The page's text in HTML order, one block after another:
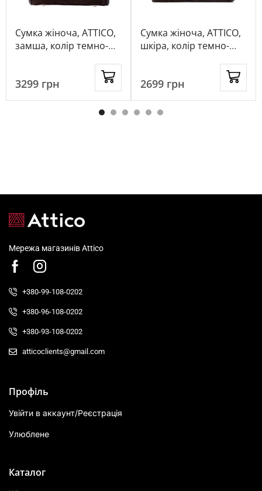
Сумка жіноча, ATTICO,
замша, колір темно-
3299 грн
Сумка жіноча, ATTICO,
шкіра, колір темно-
2699 грн
Мережа магазинів Attico
+380-99-108-0202
+380-96-108-0202
+380-93-108-0202
atticoclients@gmail.com
Профіль
Увійти в аккаунт/Реєстрація
Улюблене
Каталог